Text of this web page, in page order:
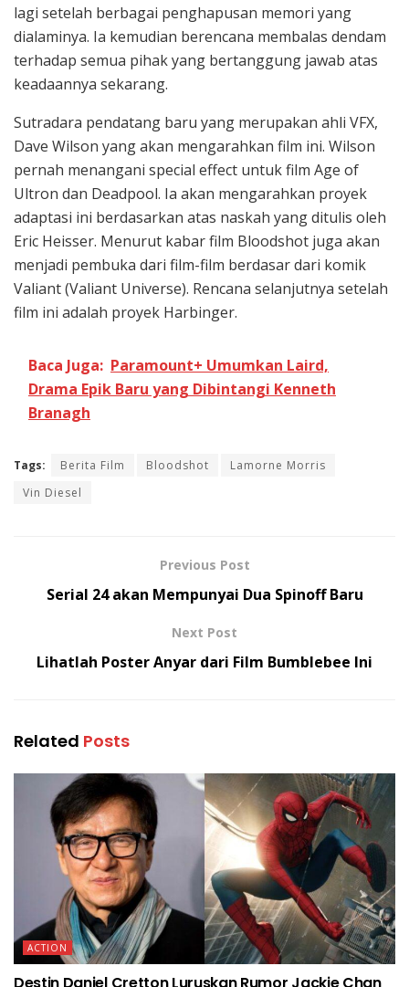
lagi setelah berbagai penghapusan memori yang
dialaminya. Ia kemudian berencana membalas dendam
terhadap semua pihak yang bertanggung jawab atas
keadaannya sekarang.
Sutradara pendatang baru yang merupakan ahli VFX,
Dave Wilson yang akan mengarahkan film ini. Wilson
pernah menangani special effect untuk film Age of
Ultron dan Deadpool. Ia akan mengarahkan proyek
adaptasi ini berdasarkan atas naskah yang ditulis oleh
Eric Heisser. Menurut kabar film Bloodshot juga akan
menjadi pembuka dari film-film berdasar dari komik
Valiant (Valiant Universe). Rencana selanjutnya setelah
film ini adalah proyek Harbinger.
Baca Juga: Paramount+ Umumkan Laird,
Drama Epik Baru yang Dibintangi Kenneth
Branagh
Tags: Berita Film Bloodshot
Lamorne Morris
Vin Diesel
Previous Post
Serial 24 akan Mempunyai Dua Spinoff Baru
Next Post
Lihatlah Poster Anyar dari Film Bumblebee Ini
Related Posts
ACTION